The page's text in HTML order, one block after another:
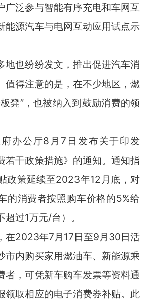
广泛参与智能有序充电和车网互
能源汽车与电网互动应用试点示
地也纷纷发文，推出促进汽车消
值得注意的是，在不少地区，燃
凳”，也被纳入到鼓励消费的领
办公厅8月7日发布关于印发
若干政策措施》的通知。通知指
政策延续至2023年12月底，对
的消费者按照购车价格的5%给
过1万元/台）。
在2023年7月17日至9月30日活
市内购买家用燃油车、新能源乘
者，可凭新车购车发票等资料通
领取相应的电子消费券补贴。此